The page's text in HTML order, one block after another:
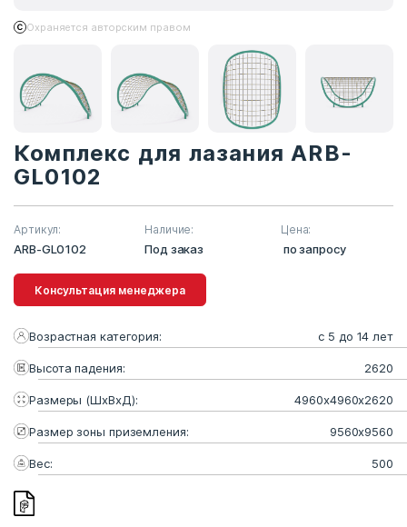
Охраняется авторским правом
Комплекс для лазания ARB-
GL0102
Артикул:
ARB-GL0102
Наличие:
Под заказ
Цена:
по запросу
Консультация менеджера
Возрастная категория: с 5 до 14 лет
Высота падения: 2620
Размеры (ШхВхД): 4960x4960x2620
Размер зоны приземления: 9560x9560
Вес: 500